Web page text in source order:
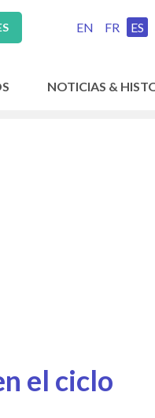
EN FR ES
NOTICIAS &
el ciclo